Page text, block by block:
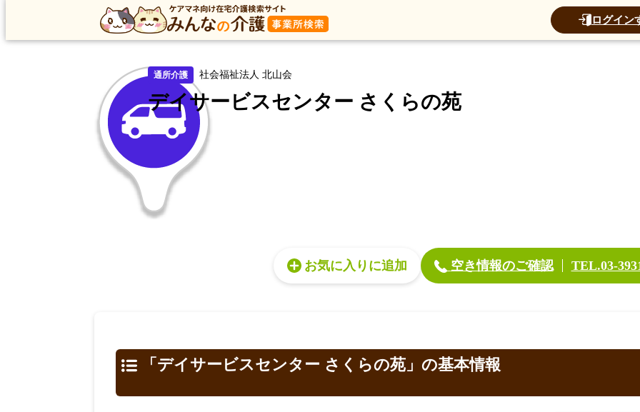
ログイン
トップ
運営法人
トップ
東京都 練馬区 通所介護 デイサービスセンター さくらの苑
通所介護 社会福祉法人 北山会
デイサービスセンター さくらの苑
お気に入り 空き情報のご確認 TEL.03-
「デイサービスセンター さくらの苑」の基本情報